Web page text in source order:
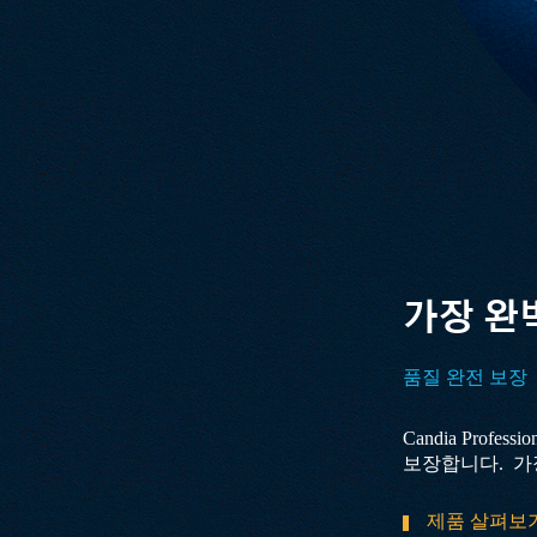
가장 완
품질 완전 보장
Candia
보장합니다. 가
제품 살펴보